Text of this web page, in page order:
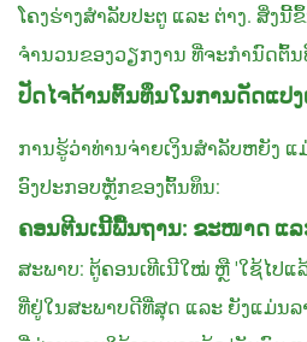
ໂຄງຮ່າງສຳລັບປະຕູ ແລະ ຕ່າງ. ສິ່ງ
ຈຳນວນຂອງວຽກງານ ທີ່ຈະກຳນົດຕົ້
ປັດໄຈດ້ານຕົ້ນທຶນໃນການດັດແປ
ການຮູ້ວ່າທ່ານຈ່າຍເງິນສຳລັບຫຍັງ
ອົງປະກອບຫຼັກຂອງຕົ້ນທຶນ:
ຄອນຕີນເນີ້ພື້ນຖານ: ຂະໜາດ ແ
ສະພາບ: ຕູ້ຄອນເທີເນີໃໝ່ ຫຼື 'ໃຊ້ໄປແ
ທີ່ຢູ່ໃນສະພາບດີທີ່ສຸດ ແລະ ຍັງແມ່ນລ